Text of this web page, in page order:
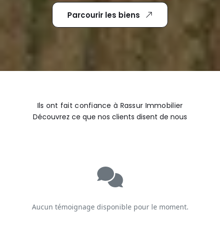
Parcourir les biens
Ils ont fait confiance à Rassur Immobilier
Découvrez ce que nos clients disent de nous
Aucun témoignage disponible pour le moment.